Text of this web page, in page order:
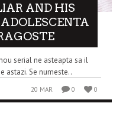
AND HIS
ADOLESCENTA
serial ne asteapta sa il
astazi. Se numeste..
20 MAR 0 0